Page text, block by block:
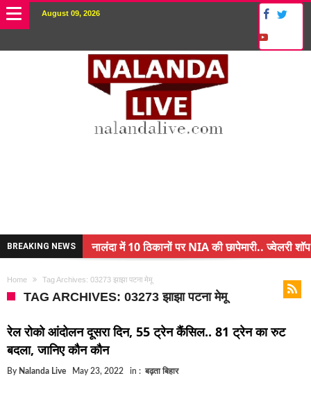
August 09, 2026
BREAKING NEWS
नालंदा में 10 ठिकानों पर NIA की छापेमारी.. ज्वेलरी शॉप
अंचल पदाधिकारी (CO) बर्खास्त.. फर्जीवाड़ा कर पाई थी
बिहार में एक और सिक्स लेन की मंजूरी.. जानिए किन-किन
क्रिकेटर ईशान किशन की शादी फिक्स, गर्लफ्रेंड से होगी
Home Tag Archives: 03273 झाझा पटना मेमू
TAG ARCHIVES: 03273 झाझा पटना मेमू
रेल रोको आंदोलन दूसरा दिन, 55 ट्रेन कैंसिल.. 81 ट्रेन का रुट
बदला, जानिए कौन कौन
By Nalanda Live May 23, 2022 in : बढ़ता बिहार